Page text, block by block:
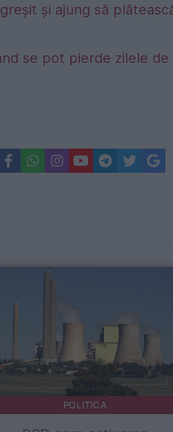
și ajung să
se pot pierde zilele de
POLITICA